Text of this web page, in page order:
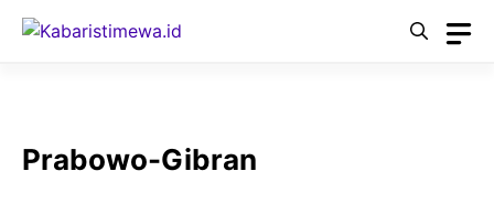
Langsung
Prabowo-Gibran